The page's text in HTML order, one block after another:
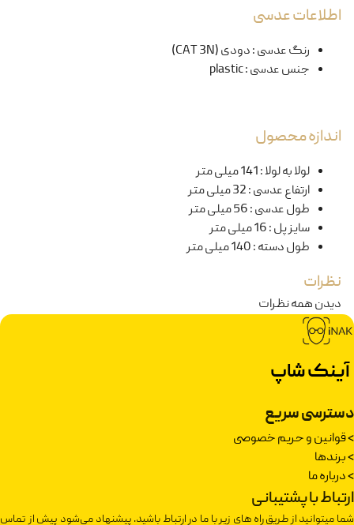
اطلاعات عدسی
رنگ عدسی:دودی (CAT 3N)
جنس عدسی:
plastic
اندازه محصول
لولا به لولا:141 میلی متر
ارتفاع عدسی:32 میلی متر
طول عدسی:56 میلی متر
سایز پل:16 میلی متر
طول دسته:140 میلی متر
نظرات
دیدن همه نظرات
آینک شاپ
دسترسی سریع
>قوانین و حریم خصوصی
>برندها
>درباره ما
ارتباط با پشتیبانی
شما میتوانید از طریق راه های زیر با ما در ارتباط باشید. پیشنهاد می‌شود پیش از تماس